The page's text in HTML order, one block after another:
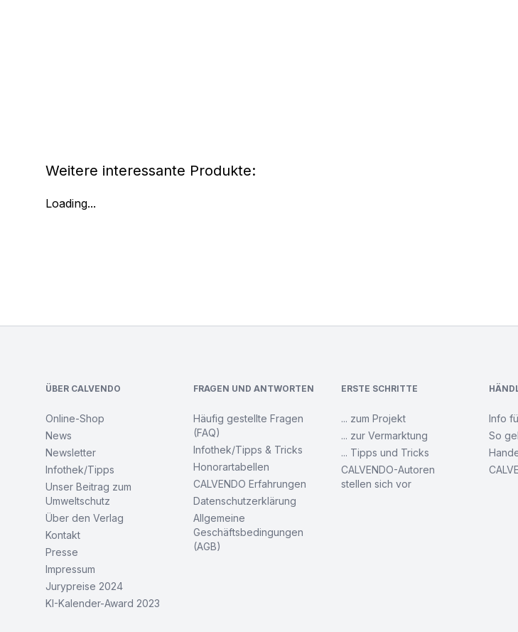
Weitere interessante Produkte:
Loading...
ÜBER CALVENDO
Online-Shop
News
Newsletter
Infothek/Tipps
Unser Beitrag zum
Umweltschutz
Über den Verlag
Kontakt
Presse
Impressum
Jurypreise 2024
KI-Kalender-Award 2023
FRAGEN UND ANTWORTEN
Häufig gestellte Fragen
(FAQ)
Infothek/Tipps & Tricks
Honorartabellen
CALVENDO Erfahrungen
Datenschutzerklärung
Allgemeine
Geschäftsbedingungen
(AGB)
ERSTE SCHRITTE
... zum Projekt
... zur Vermarktung
... Tipps und Tricks
CALVENDO-Autoren
stellen sich vor
Info
So